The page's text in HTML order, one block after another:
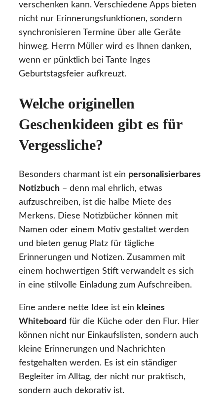
verschenken kann. Verschiedene Apps bieten
nicht nur Erinnerungsfunktionen, sondern
synchronisieren Termine über alle Geräte
hinweg. Herrn Müller wird es Ihnen danken,
wenn er pünktlich bei Tante Inges
Geburtstagsfeier aufkreuzt.
Welche originellen
Geschenkideen gibt es für
Vergessliche?
Besonders charmant ist ein personalisierbares
Notizbuch – denn mal ehrlich, etwas
aufzuschreiben, ist die halbe Miete des
Merkens. Diese Notizbücher können mit
Namen oder einem Motiv gestaltet werden
und bieten genug Platz für tägliche
Erinnerungen und Notizen. Zusammen mit
einem hochwertigen Stift verwandelt es sich
in eine stilvolle Einladung zum Aufschreiben.
Eine andere nette Idee ist ein kleines
Whiteboard für die Küche oder den Flur. Hier
können nicht nur Einkaufslisten, sondern auch
kleine Erinnerungen und Nachrichten
festgehalten werden. Es ist ein ständiger
Begleiter im Alltag, der nicht nur praktisch,
sondern auch dekorativ ist.